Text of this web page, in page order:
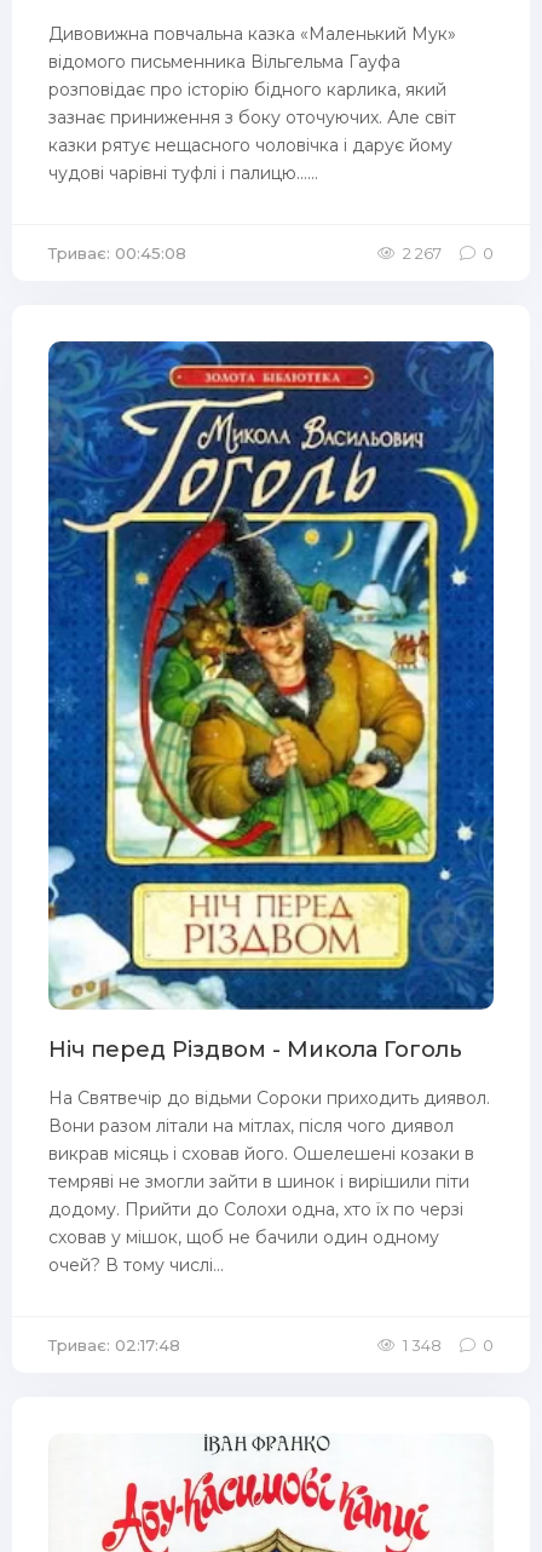
Дивовижна повчальна казка «Маленький Мук»
відомого письменника Вільгельма Гауфа
розповідає про історію бідного карлика, який
зазнає приниження з боку оточуючих. Але світ
казки рятує нещасного чоловічка і дарує йому
чудові чарівні туфлі і палицю......
Триває: 00:45:08 2 267 0
Ніч перед Різдвом - Микола Гоголь
На Святвечір до відьми Сороки приходить диявол.
Вони разом літали на мітлах, після чого диявол
викрав місяць і сховав його. Ошелешені козаки в
темряві не змогли зайти в шинок і вирішили піти
додому. Прийти до Солохи одна, хто їх по черзі
сховав у мішок, щоб не бачили один одному
очей? В тому числі...
Триває: 02:17:48 1 348 0